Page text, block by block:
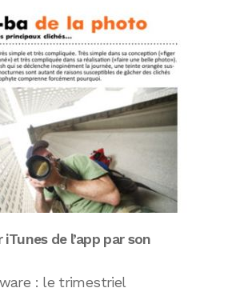
de l’app par son
: le trimestriel